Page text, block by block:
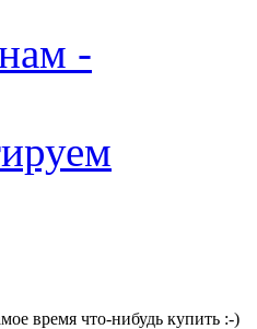
время что-нибудь купить :-)